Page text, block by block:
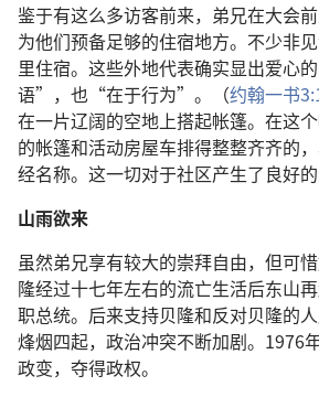
鉴于有这么多访客前来，弟兄在大会前
为他们预备足够的住宿地方。不少非
里住宿。这些外地代表确实显出爱心
语”，也“在于行为”。（约翰一书
在一片辽阔的空地上搭起帐篷。在这
的帐篷和活动房屋车排得整整齐齐的
经名称。这一切对于社区产生了良好的
山雨欲来
虽然弟兄享有较大的崇拜自由，但可
隆经过十七年左右的流亡生活后东山
职总统。后来支持贝隆和反对贝隆的
烽烟四起，政治冲突不断加剧。1976
政变，夺得政权。